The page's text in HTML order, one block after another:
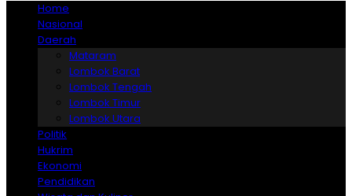
Home
Nasional
Daerah
Mataram
Lombok Barat
Lombok Tengah
Lombok Timur
Lombok Utara
Politik
Hukrim
Ekonomi
Pendidikan